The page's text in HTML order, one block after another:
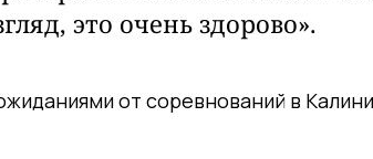
это очень здорово».
от соревнований в